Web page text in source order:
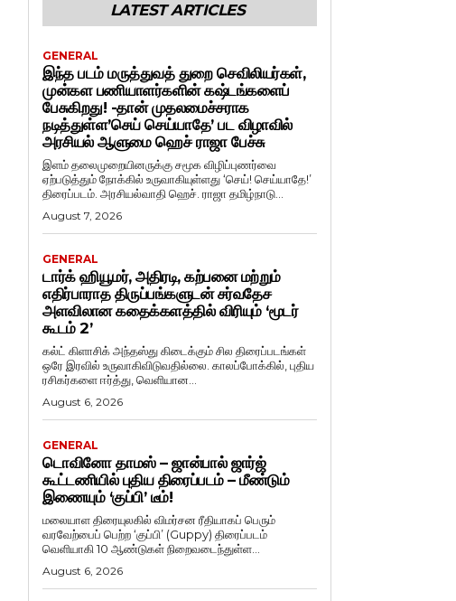
LATEST ARTICLES
GENERAL
இந்த படம் மருத்துவத் துறை செவிலியர்கள்,
முன்கள பணியாளர்களின் கஷ்டங்களைப்
பேசுகிறது! -தான் முதலமைச்சராக
நடித்துள்ள’செய் செய்யாதே’ பட விழாவில்
அரசியல் ஆளுமை ஹெச் ராஜா பேச்சு
இளம் தலைமுறையினருக்கு சமூக விழிப்புணர்வை
ஏற்படுத்தும் நோக்கில் உருவாகியுள்ளது ‘செய்! செய்யாதே!’
திரைப்படம். அரசியல்வாதி ஹெச். ராஜா தமிழ்நாடு...
August 7, 2026
GENERAL
டார்க் ஹியூமர், அதிரடி, கற்பனை மற்றும்
எதிர்பாராத திருப்பங்களுடன் சர்வதேச
அளவிலான கதைக்களத்தில் விரியும் ‘மூடர்
கூடம் 2’
கல்ட் கிளாசிக் அந்தஸ்து கிடைக்கும் சில திரைப்படங்கள்
ஒரே இரவில் உருவாகிவிடுவதில்லை. காலப்போக்கில், புதிய
ரசிகர்களை ஈர்த்து, வெளியான...
August 6, 2026
GENERAL
டொவினோ தாமஸ் – ஜான்பால் ஜார்ஜ்
கூட்டணியில் புதிய திரைப்படம் – மீண்டும்
இணையும் ‘குப்பி’ டீம்!
மலையாள திரையுலகில் விமர்சன ரீதியாகப் பெரும்
வரவேற்பைப் பெற்ற ‘குப்பி’ (Guppy) திரைப்படம்
வெளியாகி 10 ஆண்டுகள் நிறைவடைந்துள்ள...
August 6, 2026